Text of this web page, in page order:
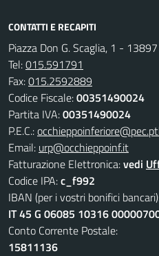
CONTATTI E RECAPITI
Piazza Don G. Scaglia, 1 -
Tel:015.591791
Fax:015.2592889
Codice Fiscale:00351490024
Partita IVA:00351490024
P.E.C.:
Email: urp@occhieppoinf.it
Fatturazione Elettronica:vedi
Codice IPA:c_f992
IBAN (per i vostri bonifici
IT 45 G 06085 10316
Conto Corrente Postale:
15811136